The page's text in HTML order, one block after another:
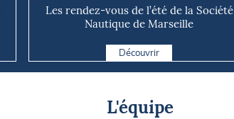
Les rendez-vous de l’été de la Société
Nautique de Marseille
Découvrir
L'équipe